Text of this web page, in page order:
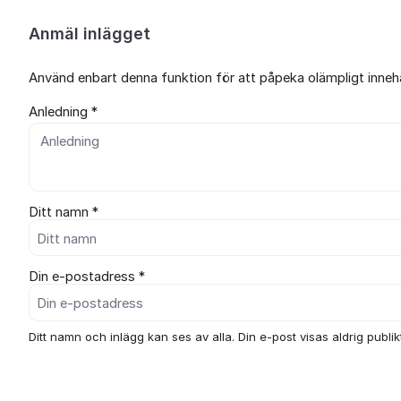
Anmäl inlägget
Använd enbart denna funktion för att påpeka olämpligt
Anledning *
Ditt namn *
Din e-postadress *
Ditt namn och inlägg kan ses av alla. Din e-post visas aldrig